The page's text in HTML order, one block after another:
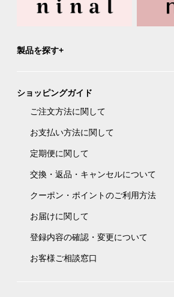
製品を探す
ショッピングガイド
ご注文方法に関して
お支払い方法に関して
定期便に関して
交換・返品・キャンセルについて
クーポン・ポイントのご利用方法
お届けに関して
登録内容の確認・変更について
お客様ご相談窓口